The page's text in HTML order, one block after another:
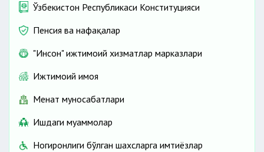
мусобақаларида эришган ютуқларини ҳамда
ўқув-методик фаолиятини тасдиқловчи
ҳужжатлар нусхалари;
Ўзбекистон Республикаси Конституцияси
Пенсия ва нафақалар
"Инсон" ижтимоий хизматлар марказлари
Ижтимоий ҳимоя
Меҳнат муносабатлари
Ишдаги муаммолар
Ногиронлиги бўлган шахсларга имтиёзлар